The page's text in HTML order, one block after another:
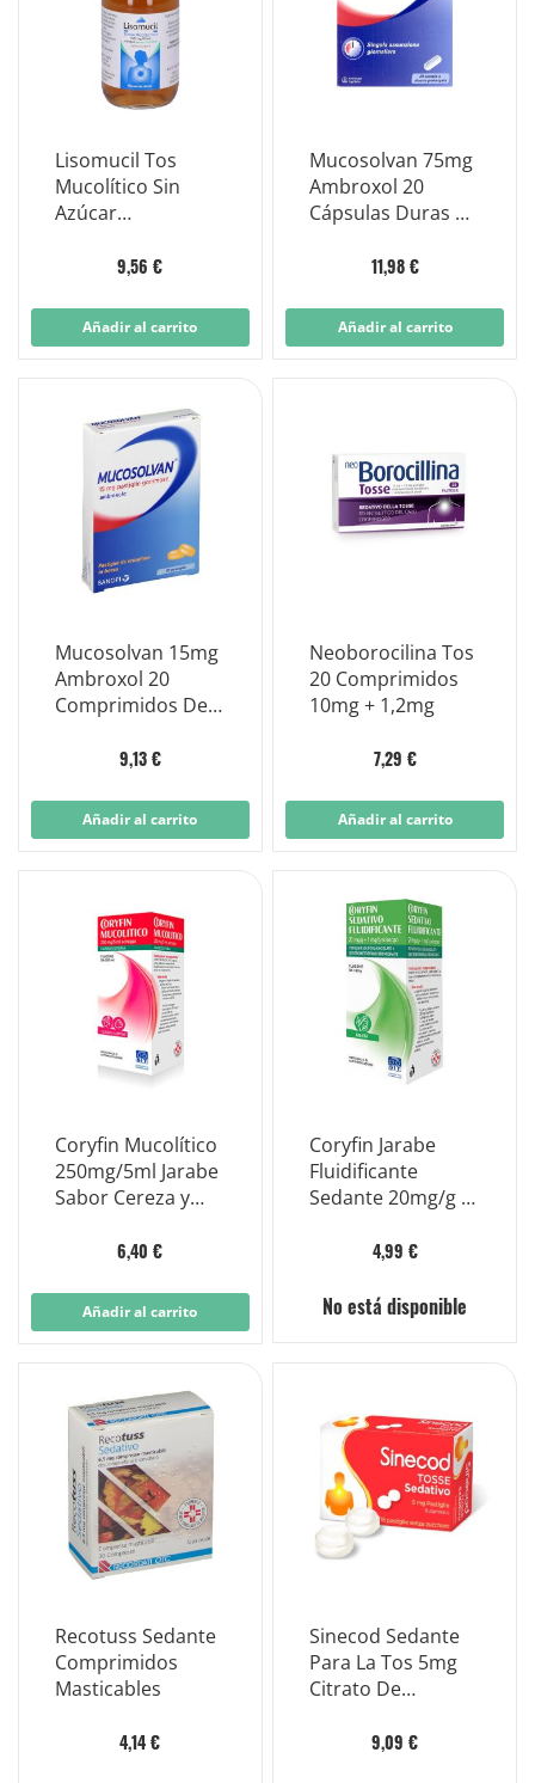
Lisomucil Tos
Mucolítico Sin
Azúcar
Jarabe Para
9,56 €
Añadir al carrito
Mucosolvan 75mg
Ambroxol 20
Cápsulas Duras de
Prolongada
11,98 €
Añadir al carrito
Mucosolvan 15mg
Ambroxol 20
Comprimidos De
9,13 €
Añadir al carrito
Neoborocilina Tos
20 Comprimidos
10mg + 1,2mg
7,29 €
Añadir al carrito
Coryfin Mucolítico
250mg/5ml Jarabe
Sabor Cereza y
6,40 €
Añadir al carrito
Coryfin Jarabe
Fluidificante
Sedante 20mg/g +
4,99 €
No está disponible
Recotuss Sedante
Comprimidos
Masticables
4,14 €
Sinecod Sedante
Para La Tos 5mg
Citrato De
Comprimidos
9,09 €